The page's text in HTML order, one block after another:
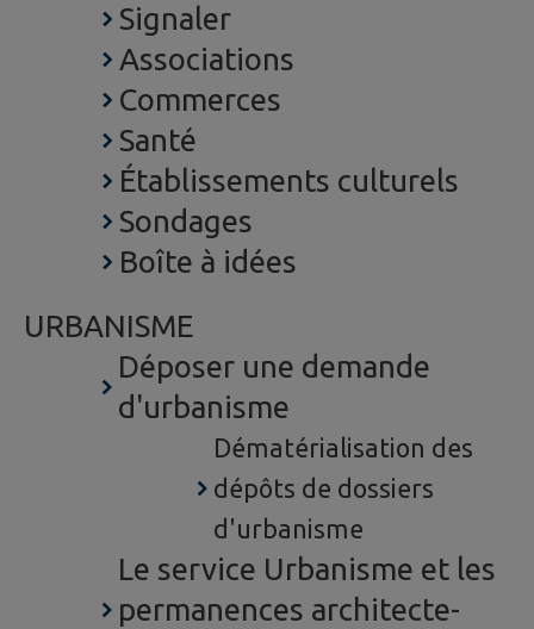
Signaler
Associations
Commerces
Santé
Établissements culturels
Sondages
Boîte à idées
URBANISME
Déposer une demande
d'urbanisme
Dématérialisation des
dépôts de dossiers
d'urbanisme
Le service Urbanisme et les
permanences architecte-